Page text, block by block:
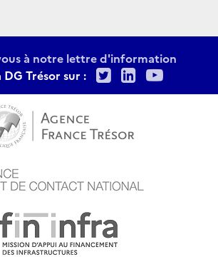
à notre lettre d'information
DG Trésor sur :
TwitterLinkedIn